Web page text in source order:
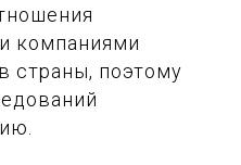
компаниями
страны, поэтому